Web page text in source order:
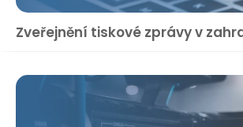
Zveřejnění tiskové zprávy v